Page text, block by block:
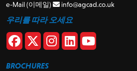
e-Mail (이메일)
info@agcad.co.uk
우리를 따라 오세요
BROCHURES